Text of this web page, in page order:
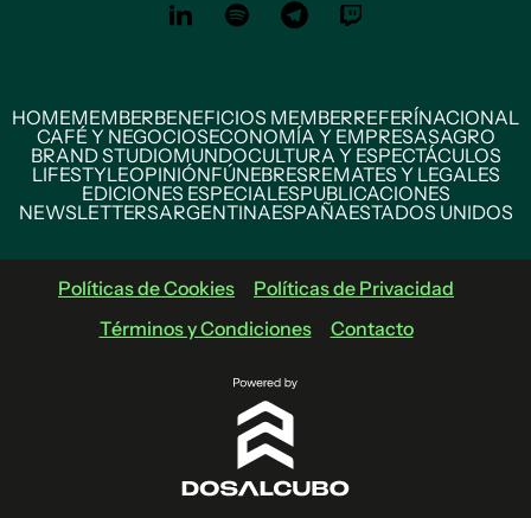
HOMEMEMBERBENEFICIOS MEMBERREFERÍNACIONAL
CAFÉ Y NEGOCIOSECONOMÍA Y EMPRESASAGRO
BRAND STUDIOMUNDOCULTURA Y ESPECTÁCULOS
LIFESTYLEOPINIÓNFÚNEBRESREMATES Y LEGALES
EDICIONES ESPECIALESPUBLICACIONES
NEWSLETTERSARGENTINAESPAÑAESTADOS UNIDOS
Políticas de Cookies
Políticas de Privacidad
Términos y Condiciones
Contacto